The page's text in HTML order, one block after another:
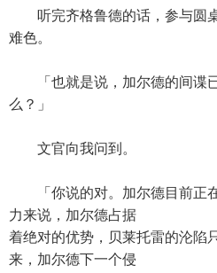
听完齐格鲁德的话，参与圆
难色。
「也就是说，加尔德的间谍
么？」
文官向我问到。
「你说的对。加尔德目前正
力来说，加尔德占据
着绝对的优势，贝莱托雷的沦陷
来，加尔德下一个侵